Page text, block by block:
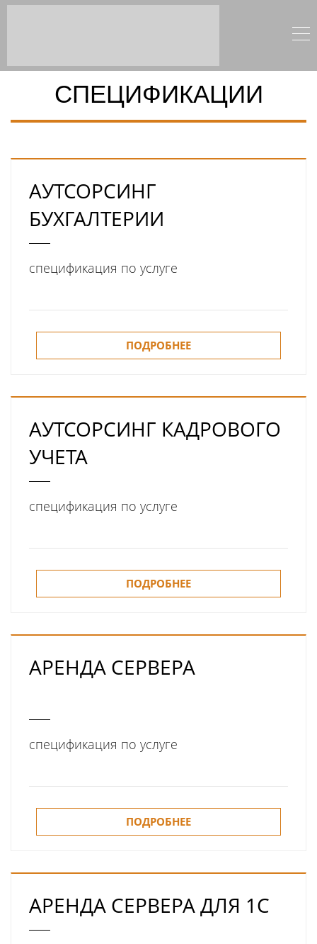
СПЕЦИФИКАЦИИ
АУТСОРСИНГ
БУХГАЛТЕРИИ
спецификация по услуге
ПОДРОБНЕЕ
АУТСОРСИНГ КАДРОВОГО
УЧЕТА
спецификация по услуге
ПОДРОБНЕЕ
АРЕНДА СЕРВЕРА
спецификация по услуге
ПОДРОБНЕЕ
АРЕНДА СЕРВЕРА ДЛЯ 1С